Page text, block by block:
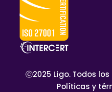
ⓒ2025 Ligo. Todos
Políticas y